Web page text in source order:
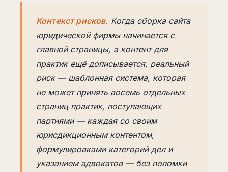
Контекст рисков. Когда сборка сайта
юридической фирмы начинается с
главной страницы, а контент для
практик ещё дописывается, реальный
риск — шаблонная система, которая
не может принять восемь отдельных
страниц практик, поступающих
партиями — каждая со своим
юрисдикционным контентом,
формулировками категорий дел и
указанием адвокатов — без поломки